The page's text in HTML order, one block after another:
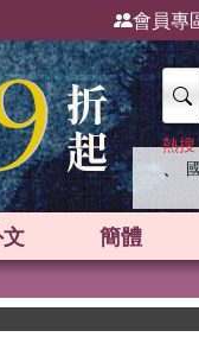
會員專
熱
、
簡體